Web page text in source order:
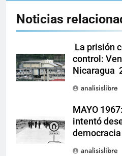
Noticias
La prisión
control:
Nicaragua
analisislibre
MAYO
intentó
analisislibre